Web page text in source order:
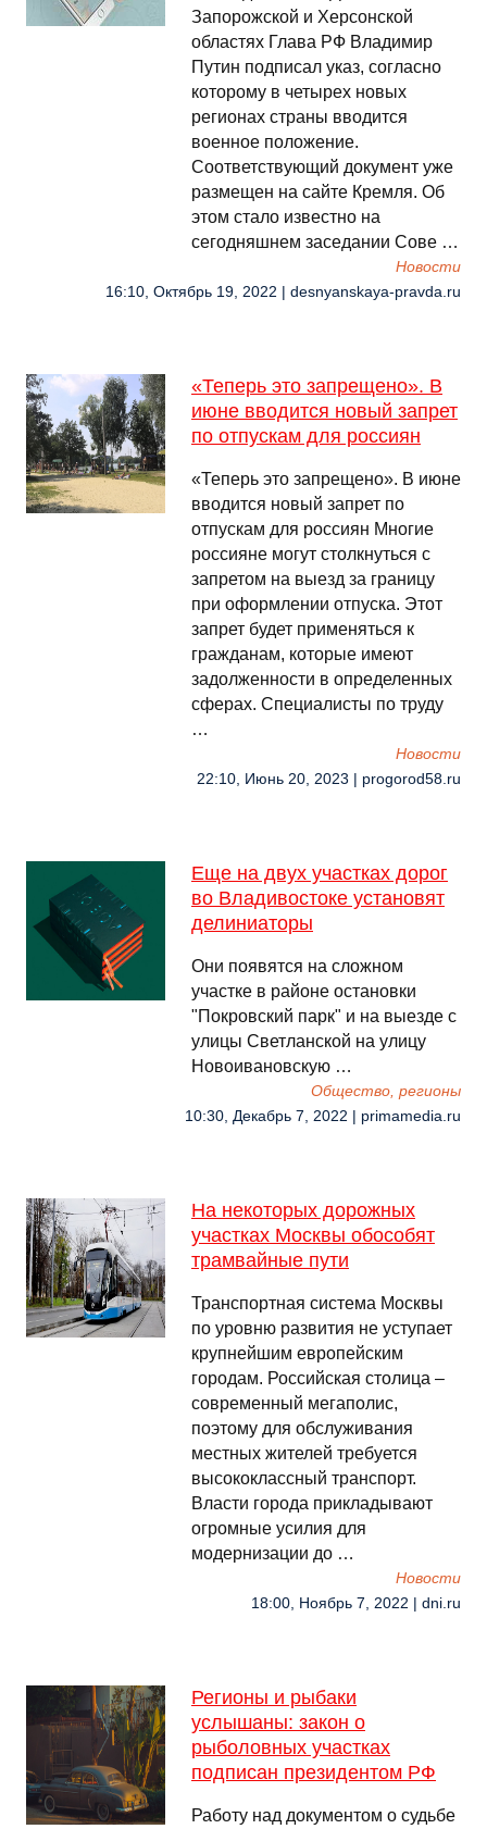
Запорожской и Херсонской
областях Глава РФ Владимир
Путин подписал указ, согласно
которому в четырех новых
регионах страны вводится
военное положение.
Соответствующий документ уже
размещен на сайте Кремля. Об
этом стало известно на
сегодняшнем заседании Сове …
Новости
16:10, Октябрь 19, 2022 | desnyanskaya-pravda.ru
«Теперь это запрещено». В
июне вводится новый запрет
по отпускам для россиян
«Теперь это запрещено». В июне
вводится новый запрет по
отпускам для россиян Многие
россияне могут столкнуться с
запретом на выезд за границу
при оформлении отпуска. Этот
запрет будет применяться к
гражданам, которые имеют
задолженности в определенных
сферах. Специалисты по труду
…
Новости
22:10, Июнь 20, 2023 | progorod58.ru
Еще на двух участках дорог
во Владивостоке установят
делиниаторы
Они появятся на сложном
участке в районе остановки
"Покровский парк" и на выезде с
улицы Светланской на улицу
Новоивановскую …
Общество, регионы
10:30, Декабрь 7, 2022 | primamedia.ru
На некоторых дорожных
участках Москвы обособят
трамвайные пути
Транспортная система Москвы
по уровню развития не уступает
крупнейшим европейским
городам. Российская столица –
современный мегаполис,
поэтому для обслуживания
местных жителей требуется
высококлассный транспорт.
Власти города прикладывают
огромные усилия для
модернизации до …
Новости
18:00, Ноябрь 7, 2022 | dni.ru
Регионы и рыбаки
услышаны: закон о
рыболовных участках
подписан президентом РФ
Работу над документом о судьбе